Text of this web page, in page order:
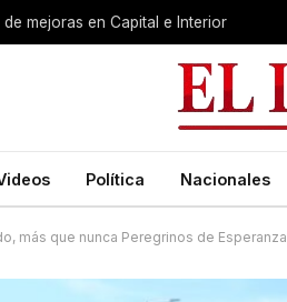
de mejoras en Capital e Interior
Política Nacionales
más que nunca Peregrinos de Esperanza